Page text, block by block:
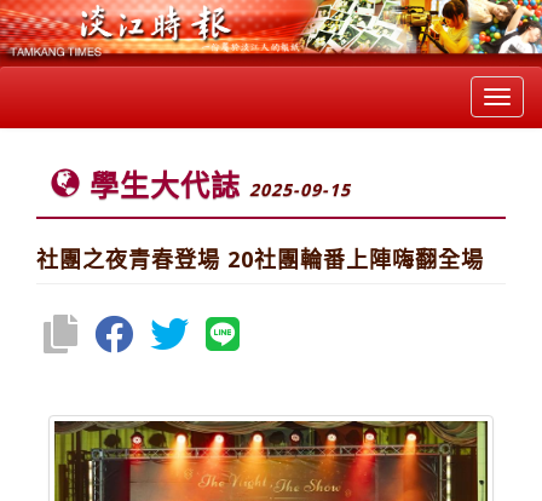
學生大代誌 2025-09-15
社團之夜青春登場 20社團輪番上陣嗨翻全場